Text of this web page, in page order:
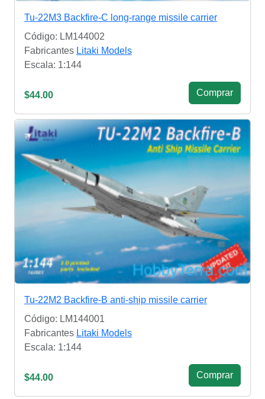
Tu-22M3 Backfire-C long-range missile carrier
Código: LM144002
Fabricantes Litaki Models
Escala: 1:144
$44.00 Сomprar
Tu-22M2 Backfire-B anti-ship missile carrier
Código: LM144001
Fabricantes Litaki Models
Escala: 1:144
$44.00 Сomprar